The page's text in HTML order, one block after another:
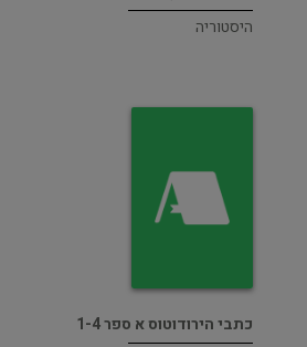
היסטוריה
כתבי הירודוטוס א ספר 1-4